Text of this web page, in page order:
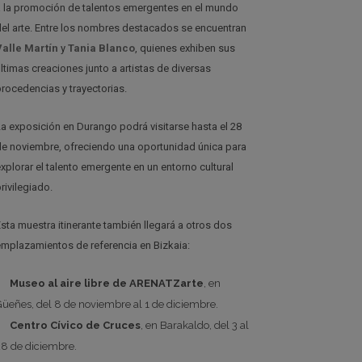
la promoción de talentos emergentes en el mundo
arte. Entre los nombres destacados se encuentran
Martín yTania Blanco, quienes exhiben sus
creaciones junto a artistas de diversas
y trayectorias.
exposición en Durango podrá visitarse hasta el 28
noviembre, ofreciendo una oportunidad única para
el talento emergente en un entorno cultural
muestra itinerante también llegará a otros dos
de referencia en Bizkaia:
Museo al aire libre de ARENATZarte, en
del 8 de noviembre al 1 de diciembre.
Centro Cívico de Cruces, en Barakaldo, del 3 al
de diciembre.